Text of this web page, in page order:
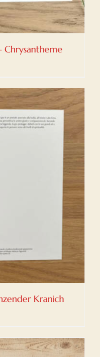
Chrysantheme
Kranich